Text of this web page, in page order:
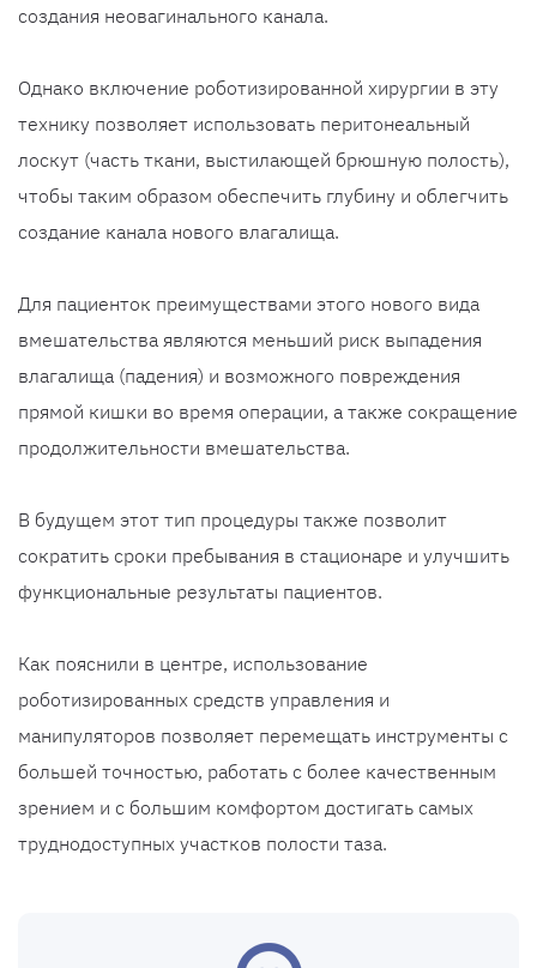
создания неовагинального канала.
Однако включение роботизированной хирургии в эту
технику позволяет использовать перитонеальный
лоскут (часть ткани, выстилающей брюшную полость),
чтобы таким образом обеспечить глубину и облегчить
создание канала нового влагалища.
Для пациенток преимуществами этого нового вида
вмешательства являются меньший риск выпадения
влагалища (падения) и возможного повреждения
прямой кишки во время операции, а также сокращение
продолжительности вмешательства.
В будущем этот тип процедуры также позволит
сократить сроки пребывания в стационаре и улучшить
функциональные результаты пациентов.
Как пояснили в центре, использование
роботизированных средств управления и
манипуляторов позволяет перемещать инструменты с
большей точностью, работать с более качественным
зрением и с большим комфортом достигать самых
труднодоступных участков полости таза.